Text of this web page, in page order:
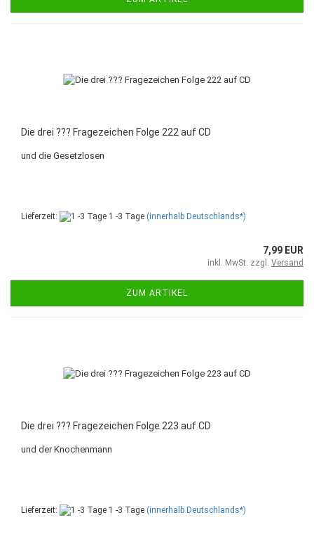
Die drei ??? Fragezeichen Folge 222 auf CD
und die Gesetzlosen
Lieferzeit: 1 -3 Tage (innerhalb Deutschlands*)
7,99 EUR
inkl. MwSt. zzgl. Versand
ZUM ARTIKEL
Die drei ??? Fragezeichen Folge 223 auf CD
und der Knochenmann
Lieferzeit: 1 -3 Tage (innerhalb Deutschlands*)